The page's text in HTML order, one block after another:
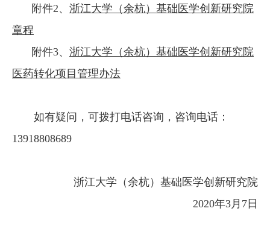
附件2、 浙江大学（余杭）基础医学创新研究院
章程
附件3、 浙江大学（余杭）基础医学创新研究院
医药转化项目管理办法
如有疑问，可拨打电话咨询，咨询电话：
13918808689
浙江大学（余杭）基础医学创新研究院
2020年3月7日